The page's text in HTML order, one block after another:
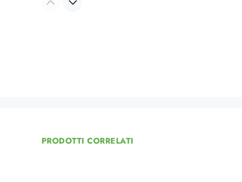
PRODOTTI CORRELATI